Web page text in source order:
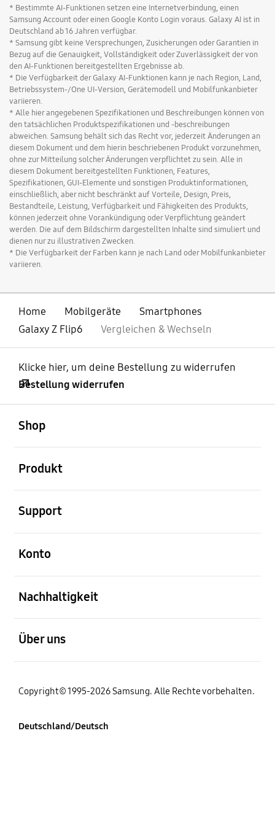
* Bestimmte AI-Funktionen setzen eine Internetverbindung, einen
Samsung Account oder einen Google Konto Login voraus. Galaxy AI ist in
Deutschland ab 16 Jahren verfügbar.
* Samsung gibt keine Versprechungen, Zusicherungen oder Garantien in
Bezug auf die Genauigkeit, Vollständigkeit oder Zuverlässigkeit der von
den AI-Funktionen bereitgestellten Ergebnisse ab.
* Die Verfügbarkeit der Galaxy AI-Funktionen kann je nach Region, Land,
Betriebssystem-/One UI-Version, Gerätemodell und Mobilfunkanbieter
variieren.
* Alle hier angegebenen Spezifikationen und Beschreibungen können von
den tatsächlichen Produktspezifikationen und -beschreibungen
abweichen. Samsung behält sich das Recht vor, jederzeit Änderungen an
diesem Dokument und dem hierin beschriebenen Produkt vorzunehmen,
ohne zur Mitteilung solcher Änderungen verpflichtet zu sein. Alle in
diesem Dokument bereitgestellten Funktionen, Features,
Spezifikationen, GUI-Elemente und sonstigen Produktinformationen,
einschließlich, aber nicht beschränkt auf Vorteile, Design, Preis,
Bestandteile, Leistung, Verfügbarkeit und Fähigkeiten des Produkts,
können jederzeit ohne Vorankündigung oder Verpflichtung geändert
werden. Die auf dem Bildschirm dargestellten Inhalte sind simuliert und
dienen nur zu illustrativen Zwecken.
* Die Verfügbarkeit der Farben kann je nach Land oder Mobilfunkanbieter
variieren.
Home Mobilgeräte
Smartphones
Galaxy Z Flip6
Vergleichen & Wechseln
Klicke hier, um deine Bestellung zu widerrufen
Bestellung widerrufen
Shop
Produkt
Support
Konto
Nachhaltigkeit
Über uns
Copyright© 1995-2026 Samsung. Alle Rechte vorbehalten.
Deutschland/Deutsch